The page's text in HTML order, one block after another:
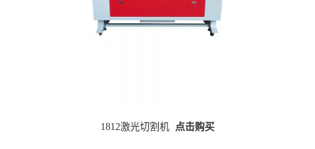
1812激光切割机 点击购买